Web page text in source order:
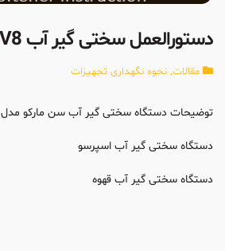
دستورالعمل سختی گیر آب SanMarco-DVA IV8
مقالات, نحوه نگهداری تجهیزات
توضیحات دستگاه سختی گیر آب سن مارکو مدل DVA IV8
دستگاه سختی گیر آب اسپرسو
دستگاه سختی گیر آب قهوه